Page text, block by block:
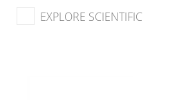
EXPLORE SCIENTIFIC